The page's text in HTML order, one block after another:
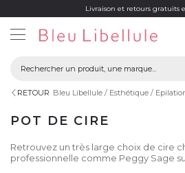
Livraison et retours gratuits
RETOUR Bleu Libellule Esthétique
POT DE CIRE
Retrouvez un très large choix de cire
professionnelle comme Peggy Sage